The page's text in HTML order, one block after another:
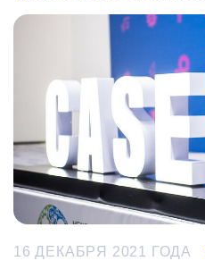
16 ДЕКАБРЯ 2021 ГОДА